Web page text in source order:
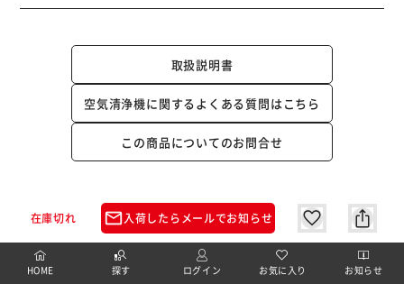
在庫切れ mail_outline入荷したらメールでお知らせ
取扱説明書
空気清浄機に関するよくある質問はこちら
この商品についてのお問合せ
FOR YOU
あなたにおすすめのアイテム
HOME 探す ログイン お気に入り お知らせ